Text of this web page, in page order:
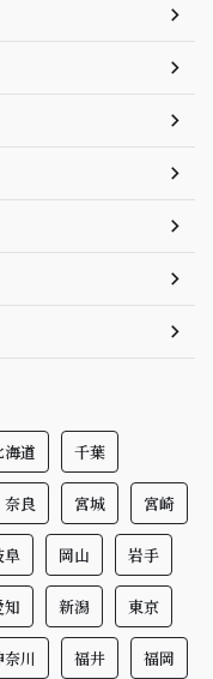
海道 千葉
奈良 宮城 宮崎
阜 岡山 岩手
知 新潟 東京
奈川 福井 福岡